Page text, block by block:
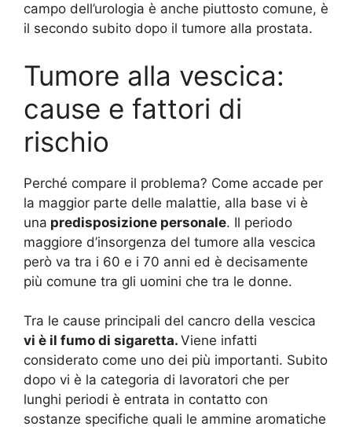
campo dell’urologia è anche piuttosto comune, è
il secondo subito dopo il tumore alla prostata.
Tumore alla vescica:
cause e fattori di
rischio
Perché compare il problema? Come accade per
la maggior parte delle malattie, alla base vi è
una predisposizione personale. Il periodo
maggiore d’insorgenza del tumore alla vescica
però va tra i 60 e i 70 anni ed è decisamente
più comune tra gli uomini che tra le donne.
Tra le cause principali del cancro della vescica
vi è il fumo di sigaretta. Viene infatti
considerato come uno dei più importanti. Subito
dopo vi è la categoria di lavoratori che per
lunghi periodi è entrata in contatto con
sostanze specifiche quali le ammine aromatiche